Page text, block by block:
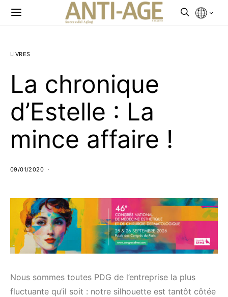
LIVRES
La chronique
d’Estelle : La
mince affaire !
09/01/2020
Nous sommes toutes PDG de l’entreprise la plus
fluctuante qu’il soit : notre silhouette est tantôt côtée